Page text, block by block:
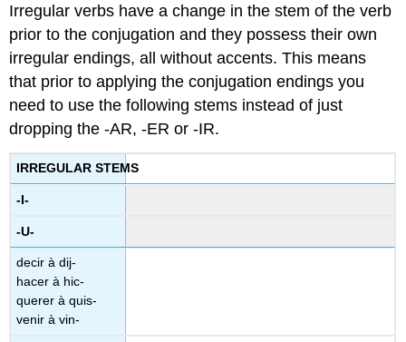
Irregular verbs have a change in the stem of the verb
prior to the conjugation and they possess their own
irregular endings, all without accents. This means
that prior to applying the conjugation endings you
need to use the following stems instead of just
dropping the -AR, -ER or -IR.
IRREGULAR STEMS
-I-
-U-
decir à dij-
hacer à hic-
querer à quis-
venir à vin-